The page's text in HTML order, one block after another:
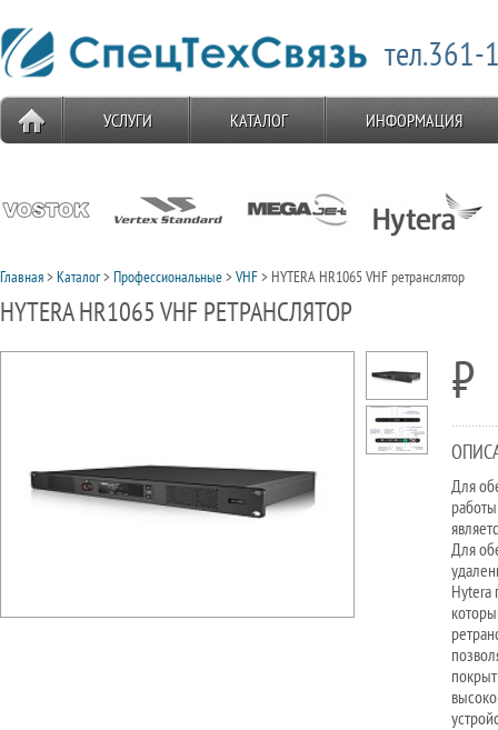
тел.361-
УСЛУГИ КАТАЛОГ ИНФОРМАЦИЯ
Главная>Каталог>Профессиональные>VHF> HYTERA HR1065 VHF ретранслятор
HYTERA HR1065 VHF РЕТРАНСЛЯТОР
⃏
Для
Для
Hytera